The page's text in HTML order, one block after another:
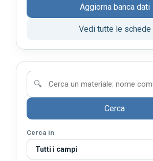
Aggiorna banca dati
Vedi tutte le schede
🔍
Cerca
Cerca in